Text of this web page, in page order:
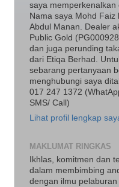
saya memperkenalkan
Nama saya Mohd Faiz
Abdul Manan. Dealer
Public Gold
dan juga perunding
dari Etiqa Berhad.
sebarang pertanyaan
menghubungi saya
017 247 1372
SMS/ Call)
Lihat profil lengkap
MAKLUMAT RINGKAS
Ikhlas, komitmen dan
dalam membimbing
dengan ilmu pelaburan